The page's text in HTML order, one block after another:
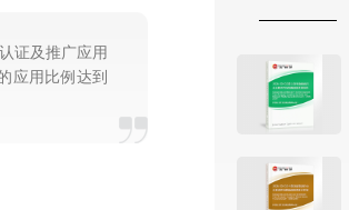
证及推广应用
应用比例达到